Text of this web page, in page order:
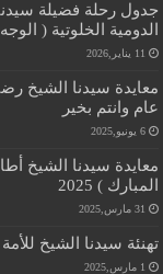
جدول رحلة فضيلة
الدومية الخلوتية ( الوجه القبلي
11 يناير,2026
عام وانتم بخير
6 يونيو,2025
معايدة سيدنا الشيخ
المبارك ) 2025
31 مارس,2025
تهنئة سيدنا الشيخ
1 مارس,2025